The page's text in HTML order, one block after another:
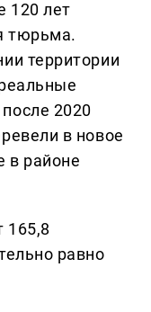
120 лет
тюрьма.
территории
2020
в новое
в районе
165,8
равно